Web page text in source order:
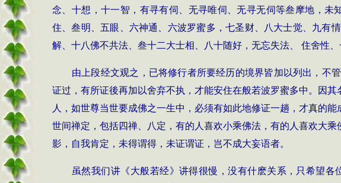
念、十想，十一智，有寻有伺、无寻唯伺、无寻无伺等叁摩地，
住、叁明、五眼、六神通、六波罗蜜多，七圣财、八大士觉、九有
解、十八佛不共法、叁十二大士相、八十随好，无忘失法、 住舍性
由上段经文观之，已将修行者所要经历的境界皆加以列出，不
证过，有所证後再加以舍弃不执，才能安住在般若波罗蜜多中。因
人，如世尊当世要成佛之一生中，必须有如此地修证一趟，才真的
世间禅定，包括四禅、八定，有的人喜欢小乘佛法，有的人喜欢大
影，自我肯定，未得谓得，未证谓证，岂不成大妄语者。
虽然我们讲《大般若经》讲得很慢，没有什麽关系，只希望